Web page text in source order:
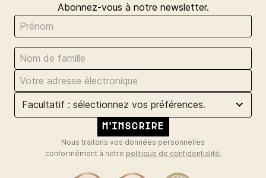
Abonnez-vous à notre newsletter.
Facultatif : sélectionnez vos préférences.
Nous traitons vos données personnelles
conformément à notre politique de confidentialité.